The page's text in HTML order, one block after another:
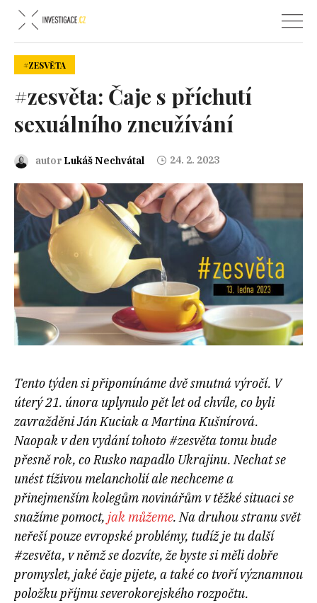
#ZESVĚTA
#zesvěta: Čaje s příchutí
sexuálního zneužívání
autor Lukáš Nechvátal 24. 2. 2023
Tento týden si připomínáme dvě smutná výročí. V
úterý 21. února uplynulo pět let od chvíle, co byli
zavražděni Ján Kuciak a Martina Kušnírová.
Naopak v den vydání tohoto #zesvěta tomu bude
přesně rok, co Rusko napadlo Ukrajinu. Nechat se
unést tíživou melancholií ale nechceme a
přinejmenším kolegům novinářům v těžké situaci se
snažíme pomoct, jak můžeme. Na druhou stranu svět
neřeší pouze evropské problémy, tudíž je tu další
#zesvěta, v němž se dozvíte, že byste si měli dobře
promyslet, jaké čaje pijete, a také co tvoří významnou
položku příjmu severokorejského rozpočtu.